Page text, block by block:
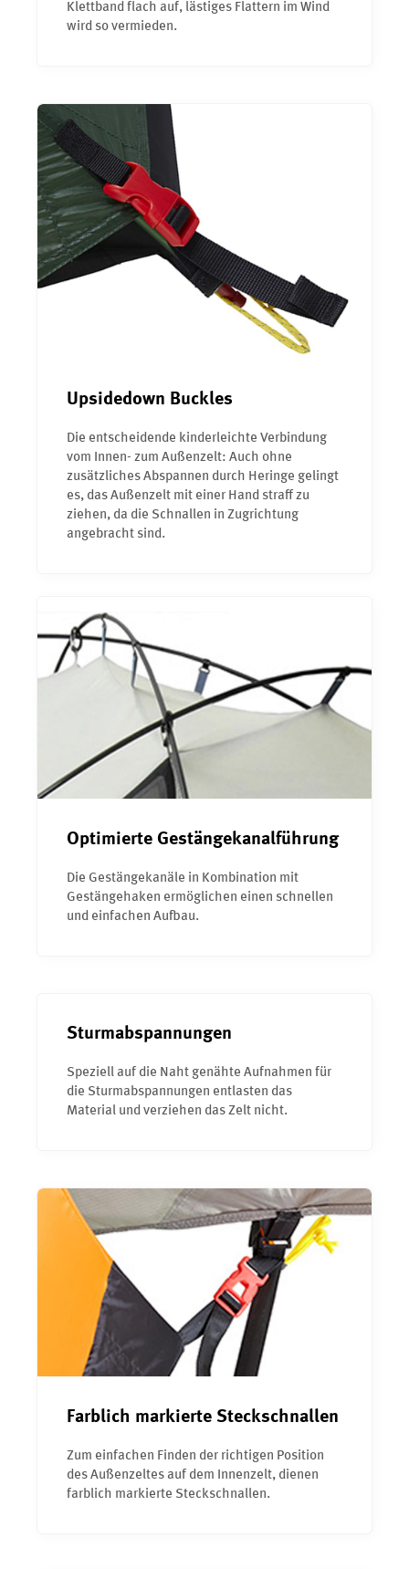
Klettband flach auf, lästiges Flattern im Wind
wird so vermieden.
Upsidedown Buckles
Die entscheidende kinderleichte Verbindung
vom Innen- zum Außenzelt: Auch ohne
zusätzliches Abspannen durch Heringe gelingt
es, das Außenzelt mit einer Hand straff zu
ziehen, da die Schnallen in Zugrichtung
angebracht sind.
Optimierte Gestängekanalführung
Die Gestängekanäle in Kombination mit
Gestängehaken ermöglichen einen schnellen
und einfachen Aufbau.
Sturmabspannungen
Speziell auf die Naht genähte Aufnahmen für
die Sturmabspannungen entlasten das
Material und verziehen das Zelt nicht.
Farblich markierte Steckschnallen
Zum einfachen Finden der richtigen Position
des Außenzeltes auf dem Innenzelt, dienen
farblich markierte Steckschnallen.